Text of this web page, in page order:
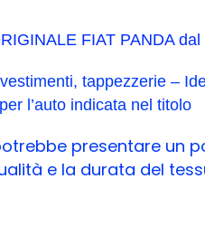
FIAT PANDA
tappezzerie –
l’auto indicata nel titolo
presentare un
e la durata del